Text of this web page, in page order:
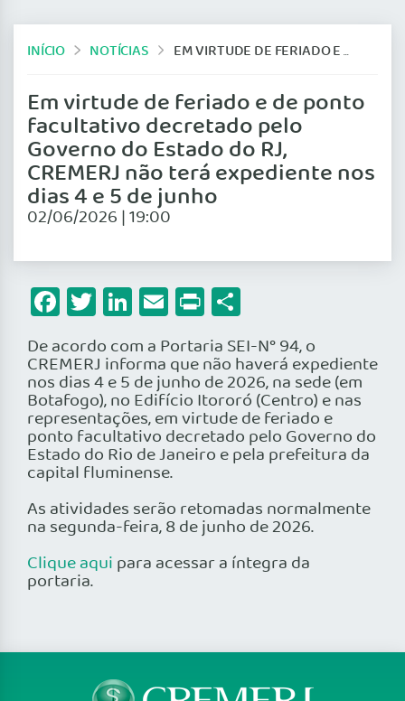
INÍCIO NOTÍCIAS EM VIRTUDE DE FERIADO E DE PONTO FACULTATIVO DECRETADO PELO GOVERNO DO ESTADO DO RJ, CREMERJ NÃO TERÁ EXPEDIENTE NOS DIAS 4 E 5 DE JUNHO
Em virtude de feriado e de ponto
facultativo decretado pelo
Governo do Estado do RJ,
CREMERJ não terá expediente nos
dias 4 e 5 de junho
02/06/2026 | 19:00
Facebook
Twitter
LinkedIn
Email
Print
De acordo com a Portaria SEI-N° 94, o
CREMERJ informa que não haverá expediente
nos dias 4 e 5 de junho de 2026, na sede (em
Botafogo), no Edifício Itororó (Centro) e nas
representações, em virtude de feriado e
ponto facultativo decretado pelo Governo do
Estado do Rio de Janeiro e pela prefeitura da
capital fluminense.
As atividades serão retomadas normalmente
na segunda-feira, 8 de junho de 2026.
Clique aqui para acessar a íntegra da
portaria.